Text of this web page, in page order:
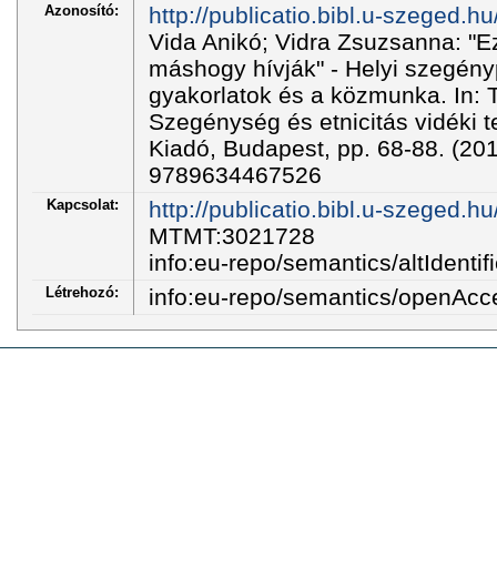
Azonosító:
http://publicatio.bibl.u-
Vida Anikó; Vidra Zsuzsanna:
máshogy hívják" - Helyi
gyakorlatok és a közmunka. In:
Szegénység és etnicitás vidéki
Kiadó, Budapest, pp. 68-88.
9789634467526
Kapcsolat:
http://publicatio.bibl.u-
MTMT:3021728
info:eu-repo/semantics/
Létrehozó: info:eu-repo/semantics/